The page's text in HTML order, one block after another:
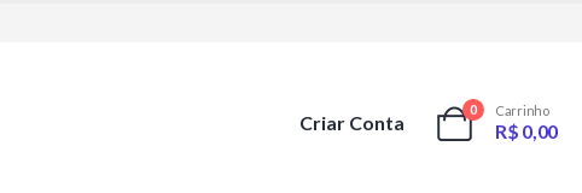
Criar Conta
0 Carrinho
R$ 0,00